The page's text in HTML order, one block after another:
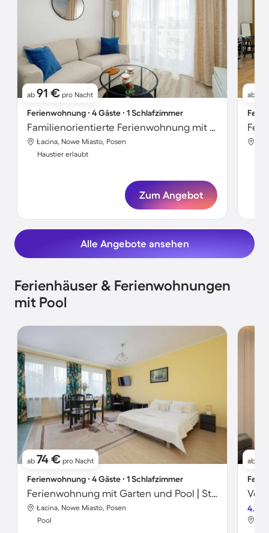
ab 91 € pro Nacht
Ferienwohnung ∙ 4 Gäste ∙ 1 Schlafzimmer
Familienorientierte Ferienwohnung mit Garten | Stadtblick | Ideal für Homeoffice | Hunde erlaubt
Łacina, Nowe Miasto, Posen
Haustier erlaubt
Zum Angebot
ab
Alle Angebote ansehen
Ferienhäuser & Ferienwohnungen
mit Pool
ab 74 € pro Nacht
Ferienwohnung ∙ 4 Gäste ∙ 1 Schlafzimmer
Ferienwohnung mit Garten und Pool | Stadtblick | Ideal für Homeoffice
Łacina, Nowe Miasto, Posen
Pool
ab
4.5